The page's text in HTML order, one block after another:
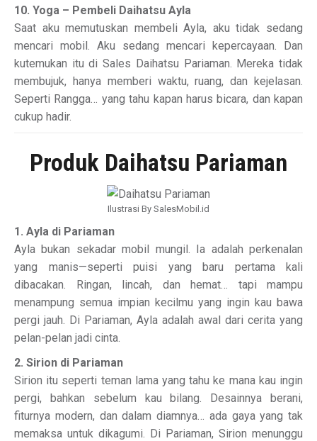
10. Yoga – Pembeli Daihatsu Ayla
Saat aku memutuskan membeli Ayla, aku tidak sedang
mencari mobil. Aku sedang mencari kepercayaan. Dan
kutemukan itu di Sales Daihatsu Pariaman. Mereka tidak
membujuk, hanya memberi waktu, ruang, dan kejelasan.
Seperti Rangga… yang tahu kapan harus bicara, dan kapan
cukup hadir.
Produk Daihatsu Pariaman
Ilustrasi By SalesMobil.id
1. Ayla di Pariaman
Ayla bukan sekadar mobil mungil. Ia adalah perkenalan
yang manis—seperti puisi yang baru pertama kali
dibacakan. Ringan, lincah, dan hemat… tapi mampu
menampung semua impian kecilmu yang ingin kau bawa
pergi jauh. Di Pariaman, Ayla adalah awal dari cerita yang
pelan-pelan jadi cinta.
2. Sirion di Pariaman
Sirion itu seperti teman lama yang tahu ke mana kau ingin
pergi, bahkan sebelum kau bilang. Desainnya berani,
fiturnya modern, dan dalam diamnya… ada gaya yang tak
memaksa untuk dikagumi. Di Pariaman, Sirion menunggu